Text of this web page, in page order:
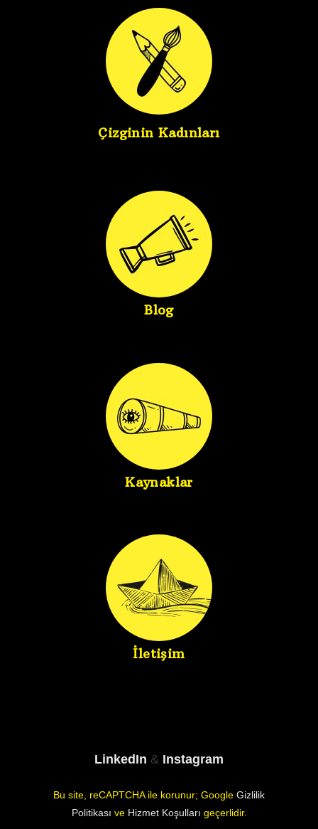
Çizginin Kadınları
Blog
Kaynaklar
İletişim
LinkedIn & Instagram
Bu site, reCAPTCHA ile korunur; Google Gizlilik
Politikası ve Hizmet Koşulları geçerlidir.